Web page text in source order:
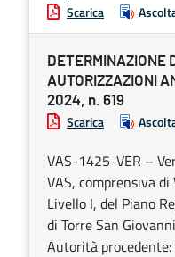
Scarica
DETERMINAZIONE
AUTORIZZAZIONI
2024, n. 619
Scarica
VAS-1425-VER –
VAS, comprensiva
Livello I, del Piano
di Torre San
Autorità